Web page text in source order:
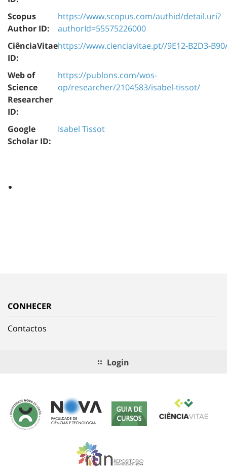
Scopus
Author ID:
https://www.scopus.com/authid/detail.uri?
authorId=55575226000
CiênciaVitae
ID:
https://www.cienciavitae.pt//9E12-B2D3-
Web of
Science
Researcher
ID:
https://publons.com/wos-
op/researcher/2104583/isabel-tissot/
Google
Scholar ID:
Isabel Tissot
CONHECER
Contactos
Login